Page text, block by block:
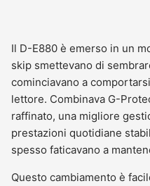
Il D-E880 è emerso in un
skip smettevano di
cominciavano a
lettore. Combinava G-
raffinato, una migliore
prestazioni quotidiane
spesso faticavano a
Questo cambiamento è